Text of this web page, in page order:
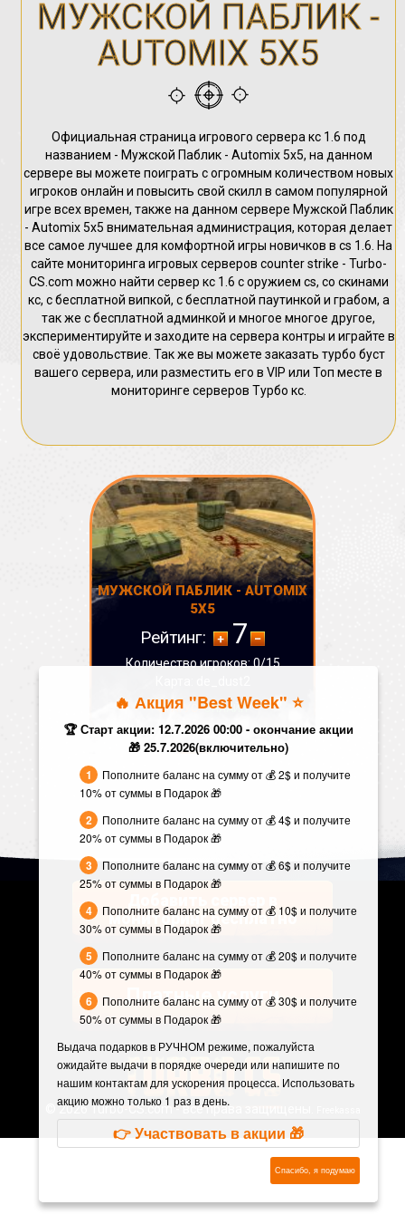
МУЖСКОЙ ПАБЛИК -
AUTOMIX 5X5
Официальная страница игрового сервера кс 1.6 под
названием - Мужской Паблик - Automix 5x5, на данном
сервере вы можете поиграть с огромным количеством новых
игроков онлайн и повысить свой скилл в самом популярной
игре всех времен, также на данном сервере Мужской Паблик
- Automix 5x5 внимательная администрация, которая делает
все самое лучшее для комфортной игры новичков в cs 1.6. На
сайте мониторинга игровых серверов counter strike - Turbo-
CS.com можно найти сервер кс 1.6 с оружием cs, со скинами
кс, с бесплатной випкой, с бесплатной паутинкой и грабом, а
так же с бесплатной админкой и многое многое другое,
экспериментируйте и заходите на сервера контры и играйте в
своё удовольствие. Так же вы можете заказать турбо буст
вашего сервера, или разместить его в VIP или Топ месте в
мониторинге серверов Турбо кс.
МУЖСКОЙ ПАБЛИК - AUTOMIX
5X5
Рейтинг: 7
Количество игроков: 0/15
СТАТУС: ОНЛАЙН
мониторинг бесплатно
Платные услуги
©2026 Turbo-CS.com - все права защищены.
🔥 Акция "Best Week" ⭐️
🏆 Старт акции: 12.7.2026 00:00 - окончание акции
🎁 25.7.2026(включительно)
Пополните баланс на сумму от 💰 2$ и получите
10% от суммы в Подарок 🎁
Пополните баланс на сумму от 💰 4$ и получите
20% от суммы в Подарок 🎁
Пополните баланс на сумму от 💰 6$ и получите
25% от суммы в Подарок 🎁
Пополните баланс на сумму от 💰 10$ и получите
30% от суммы в Подарок 🎁
Пополните баланс на сумму от 💰 20$ и получите
40% от суммы в Подарок 🎁
Пополните баланс на сумму от 💰 30$ и получите
50% от суммы в Подарок 🎁
Выдача подарков в РУЧНОМ режиме, пожалуйста
ожидайте выдачи в порядке очереди или напишите по
нашим контактам для ускорения процесса. Использовать
акцию можно только 1 раз в день.
👉 Участвовать в акции 🎁
Спасибо, я подумаю